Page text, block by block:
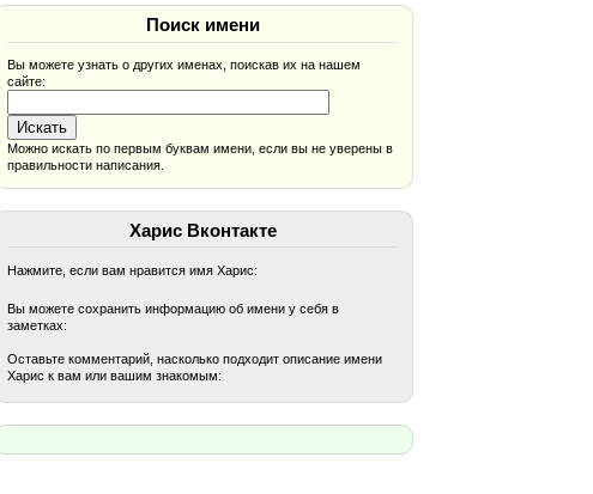
Поиск имени
Вы можете узнать о других именах, поискав их на нашем
сайте:
Можно искать по первым буквам имени, если вы не уверены в
правильности написания.
Харис Вконтакте
Нажмите, если вам нравится имя Харис:
Вы можете сохранить информацию об имени у себя в
заметках:
Оставьте комментарий, насколько подходит описание имени
Харис к вам или вашим знакомым: